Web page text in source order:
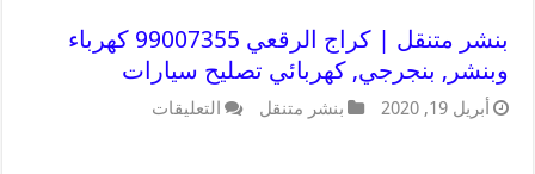
بنشر متنقل | كراج الرقعي 99007355 كهرباء
وبنشر, بنجرجي, كهربائي تصليح سيارات
أبريل 19, 2020 بنشر متنقل التعليقات